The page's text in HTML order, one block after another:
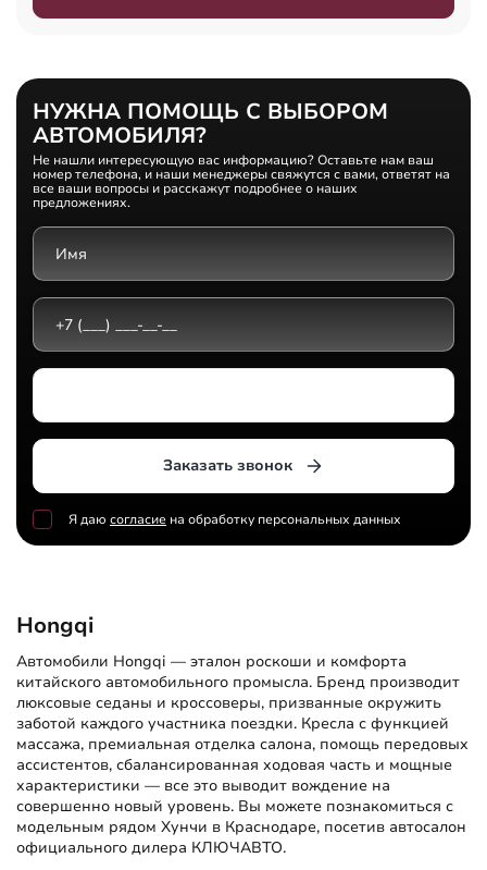
НУЖНА ПОМОЩЬ С ВЫБОРОМ
АВТОМОБИЛЯ?
Не нашли интересующую вас информацию? Оставьте нам ваш
номер телефона, и наши менеджеры свяжутся с вами, ответят на
все ваши вопросы и расскажут подробнее о наших
предложениях.
Заказать звонок
Я даю согласие на обработку персональных данных
Hongqi
Автомобили Hongqi — эталон роскоши и комфорта
китайского автомобильного промысла. Бренд производит
люксовые седаны и кроссоверы, призванные окружить
заботой каждого участника поездки. Кресла с функцией
массажа, премиальная отделка салона, помощь передовых
ассистентов, сбалансированная ходовая часть и мощные
характеристики — все это выводит вождение на
совершенно новый уровень. Вы можете познакомиться с
модельным рядом Хунчи в Краснодаре, посетив автосалон
официального дилера КЛЮЧАВТО.